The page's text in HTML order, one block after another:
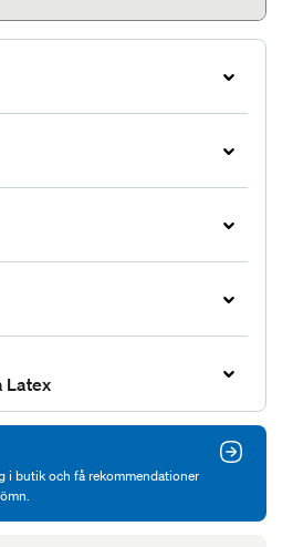
Latex
i butik och få rekommendationer